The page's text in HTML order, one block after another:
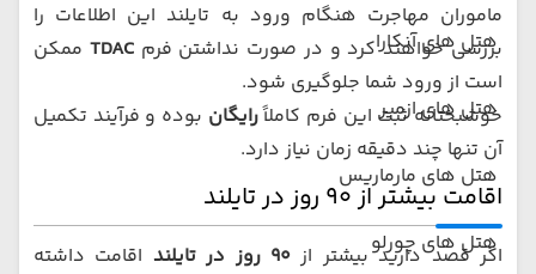
هتل های آنکارا
هتل های ازمیر
هتل های مارماریس
هتل های چورلو
ماموران مهاجرت هنگام ورود به تایلند این اطلاعات را
بررسی خواهند کرد و در صورت نداشتن فرمTDAC ممکن
است از ورود شما جلوگیری شود.
خوشبختانه ثبت این فرم کاملاًرایگان بوده و فرآیند تکمیل
آن تنها چند دقیقه زمان نیاز دارد.
اقامت بیشتر از ۹۰ روز در تایلند
اگر قصد دارید بیشتر از ۹۰ روز در تایلند
اقامت داشته